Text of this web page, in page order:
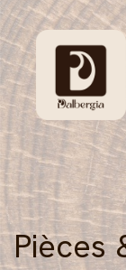
Pièces